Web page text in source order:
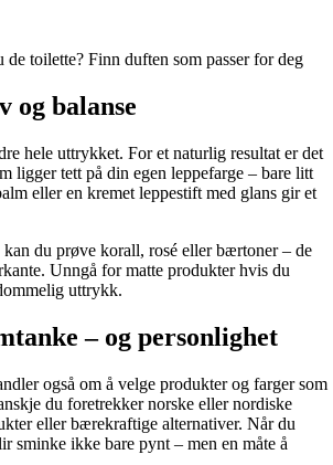
de toilette? Finn duften som passer for deg
og balanse
hele uttrykket. For et naturlig resultat er det
ligger tett på din egen leppefarge – bare litt
eller en kremet leppestift med glans gir et
du prøve korall, rosé eller bærtoner – de
Unngå for matte produkter hvis du
uttrykk.
– og personlighet
også om å velge produkter og farger som
du foretrekker norske eller nordiske
eller bærekraftige alternativer. Når du
sminke ikke bare pynt – men en måte å